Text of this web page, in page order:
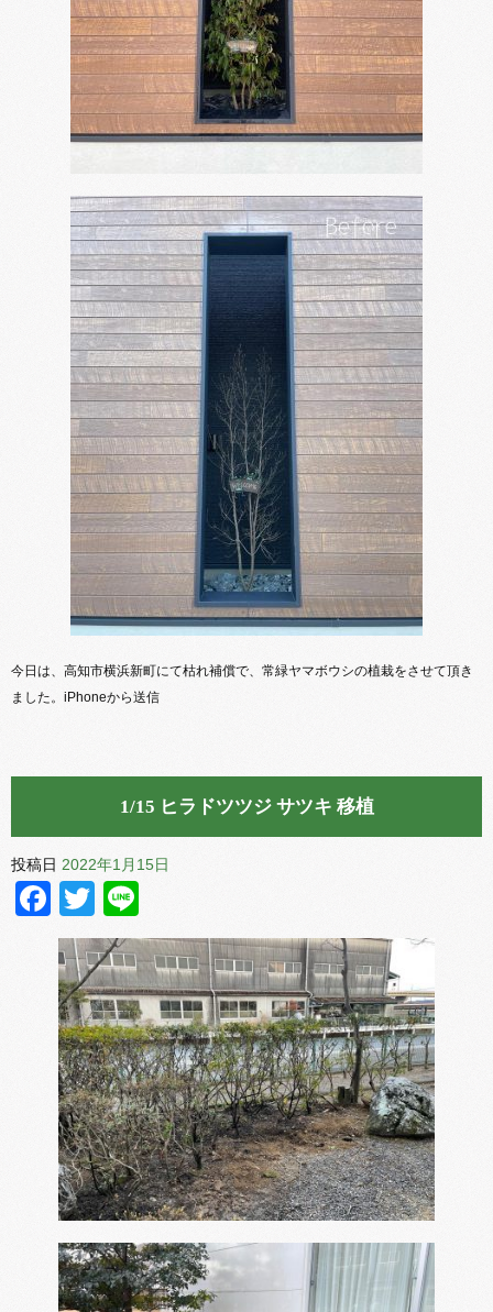
今日は、高知市横浜新町にて枯れ補償で、常緑ヤマボウシの植栽をさせて頂き
ました。iPhoneから送信
1/15 ヒラドツツジ サツキ 移植
投稿日 2022年1月15日
Facebook
Twitter